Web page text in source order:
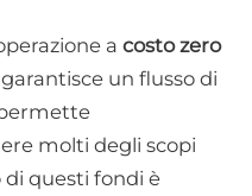
a costo zero
un flusso di
molti degli scopi
di questi fondi è